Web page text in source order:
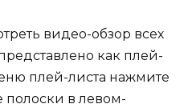
видео-обзор всех
как плей-
плей-листа нажмите
полоски в левом-